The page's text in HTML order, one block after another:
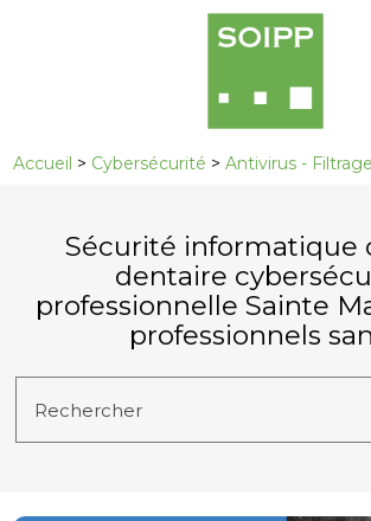
Accueil > Cybersécurité >Antivirus - Filtrage
Sécurité informatique
dentaire
professionnelle Sainte
professionnels
Rechercher
Panneau de gestion des cookies